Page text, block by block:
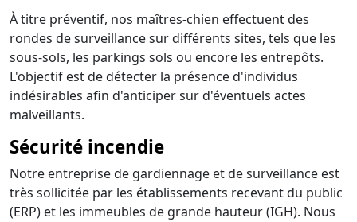
À titre préventif, nos maîtres-chien effectuent des
rondes de surveillance sur différents sites, tels que les
sous-sols, les parkings sols ou encore les entrepôts.
L'objectif est de détecter la présence d'individus
indésirables afin d'anticiper sur d'éventuels actes
malveillants.
Sécurité incendie
Notre entreprise de gardiennage et de surveillance est
très sollicitée par les établissements recevant du public
(ERP) et les immeubles de grande hauteur (IGH). Nous